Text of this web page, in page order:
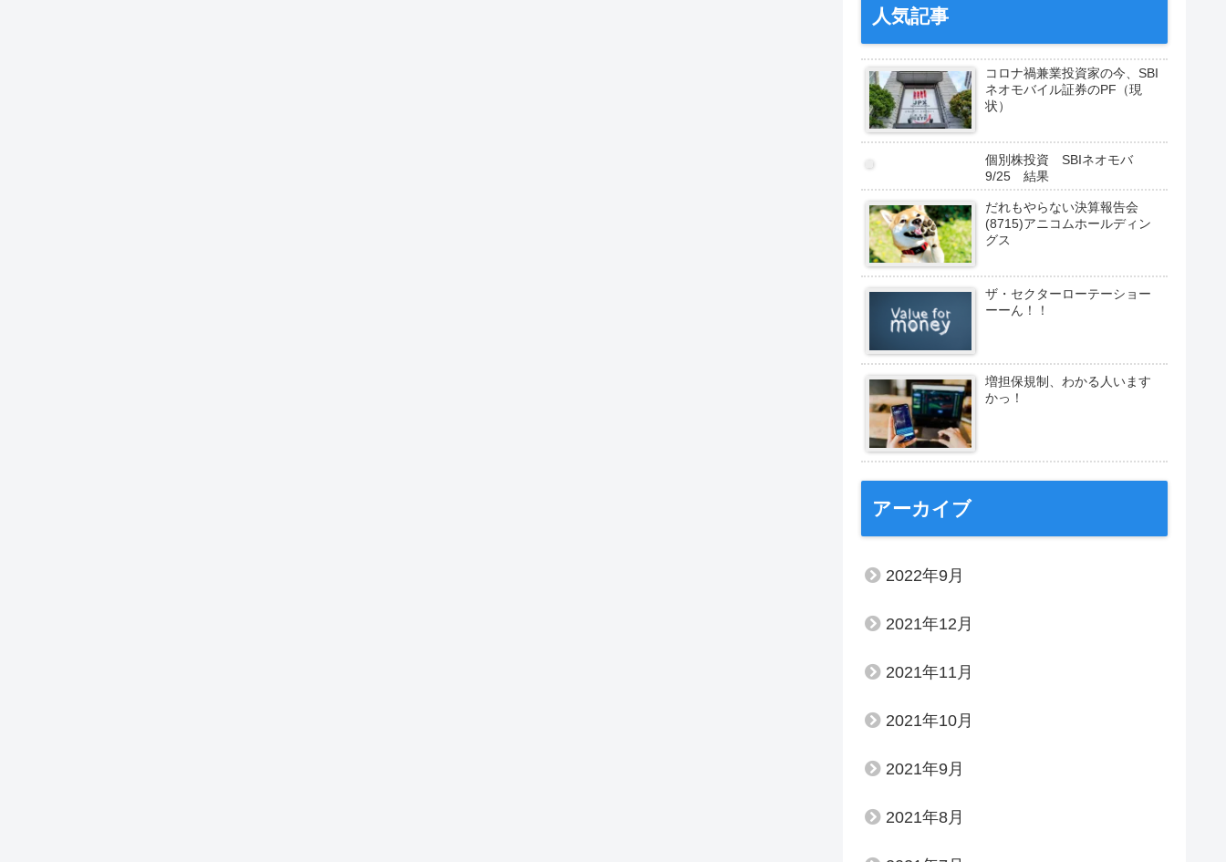
人気記事
コロナ禍兼業投資家の今、SBI
ネオモバイル証券のPF（現
状）
個別株投資 SBIネオモバ
9/25 結果
だれもやらない決算報告会
(8715)アニコムホールディン
グス
ザ・セクターローテーショー
ーーん！！
増担保規制、わかる人います
かっ！
アーカイブ
2022年9月
2021年12月
2021年11月
2021年10月
2021年9月
2021年8月